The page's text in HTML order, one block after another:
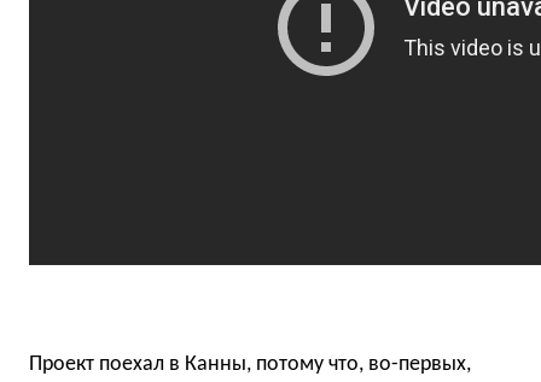
Проект поехал в Канны, потому что, во-первых,